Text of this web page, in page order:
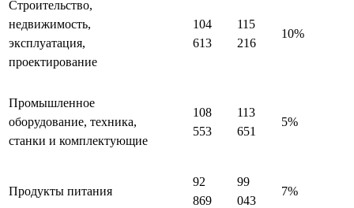
Строительство,
недвижимость,
эксплуатация,
проектирование
104
613
115
216
10%
Промышленное
оборудование, техника,
станки и комплектующие
108
553
113
651
5%
Продукты питания
92
869
99
043
7%